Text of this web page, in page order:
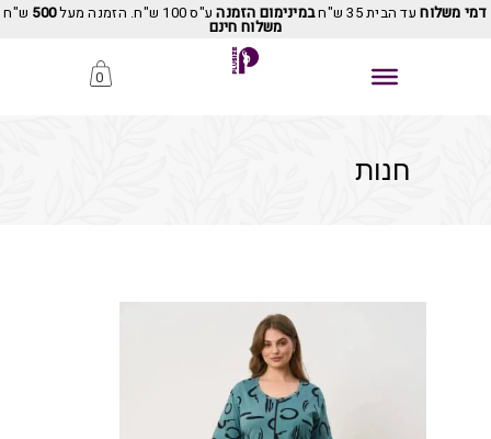
דמי משלוחעד הבית 35 ש"ח במינימום הזמנהע"ס 100 ש"ח. הזמנה מעל 500 ש"ח
משלוח חינם
0
חנות